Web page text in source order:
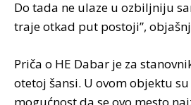
Do tada ne ulaze u ozbiljniju
traje otkad put postoji”,
Priča o HE Dabar je za
otetoj šansi. U ovom objektu
mogućnost da se ovo mesto